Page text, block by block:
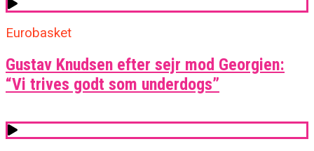
Eurobasket
Gustav Knudsen efter sejr mod Georgien:
“Vi trives godt som underdogs”